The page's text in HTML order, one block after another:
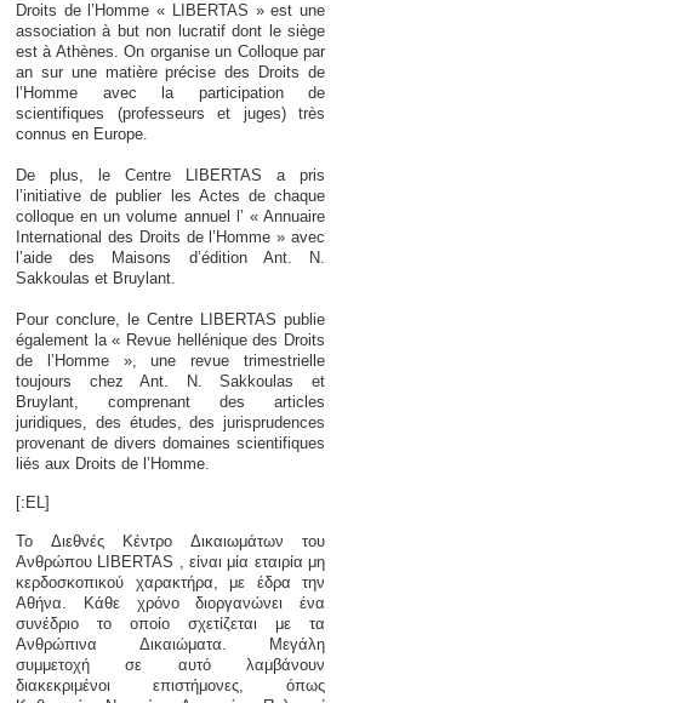
Droits de l’Homme « LIBERTAS » est une
association à but non lucratif dont le siège
est à Athènes. On organise un Colloque par
an sur une matière précise des Droits de
l’Homme avec la participation de
scientifiques (professeurs et juges) très
connus en Europe.
De plus, le Centre LIBERTAS a pris
l’initiative de publier les Actes de chaque
colloque en un volume annuel l’ « Annuaire
International des Droits de l’Homme » avec
l’aide des Maisons d’édition Ant. N.
Sakkoulas et Bruylant.
Pour conclure, le Centre LIBERTAS publie
également la « Revue hellénique des Droits
de l’Homme », une revue trimestrielle
toujours chez Ant. N. Sakkoulas et
Bruylant, comprenant des articles
juridiques, des études, des jurisprudences
provenant de divers domaines scientifiques
liés aux Droits de l’Homme.
[:EL]
Το Διεθνές Κέντρο Δικαιωμάτων του
Ανθρώπου LIBERTAS , είναι μία εταιρία μη
κερδοσκοπικού χαρακτήρα, με έδρα την
Αθήνα. Κάθε χρόνο διοργανώνει ένα
συνέδριο το οποίο σχετίζεται με τα
Ανθρώπινα Δικαιώματα. Μεγάλη
συμμετοχή σε αυτό λαμβάνουν
διακεκριμένοι επιστήμονες, όπως